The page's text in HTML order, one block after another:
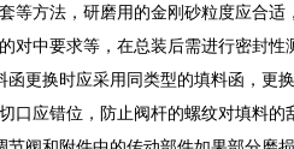
等方法，研磨用的金刚砂粒度应合
对中要求等，在总装后需进行密封性
函更换时应采用同类型的填料函，更
口应错位，防止阀杆的螺纹对填料